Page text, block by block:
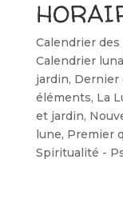
Calendrier des
Calendrier
jardin, Dernier
éléments, La
et jardin,
lune, Premier
Spiritualité -